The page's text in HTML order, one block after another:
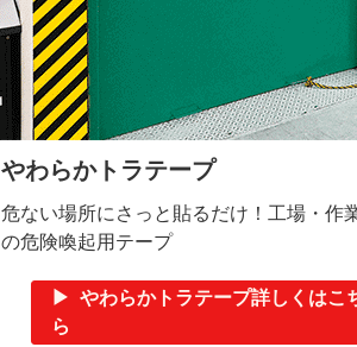
やわらかトラテープ
危ない場所にさっと貼るだけ！工場・作
の危険喚起用テープ
▶ やわらかトラテープ詳しくはこ
ら